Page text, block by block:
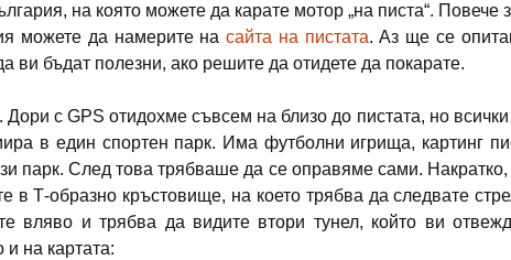
на която можете да карате мотор „на писта“. Повече
можете да намерите на сайта на пистата. Аз ще се
ви бъдат полезни, ако решите да отидете да покарате.
с GPS отидохме съвсем на близо до пистата, но всички
в един спортен парк. Има футболни игрища, картинг
парк. След това трябваше да се оправяме сами.
в Т-образно кръстовище, на което трябва да следвате
вляво и трябва да видите втори тунел, който ви
и на картата: